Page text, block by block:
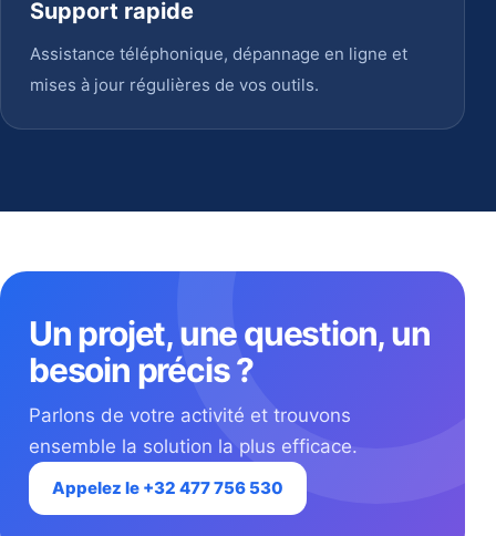
Support rapide
Assistance téléphonique, dépannage en ligne et
mises à jour régulières de vos outils.
Un projet, une question, un
besoin précis ?
Parlons de votre activité et trouvons
ensemble la solution la plus efficace.
Appelez le +32 477 756 530